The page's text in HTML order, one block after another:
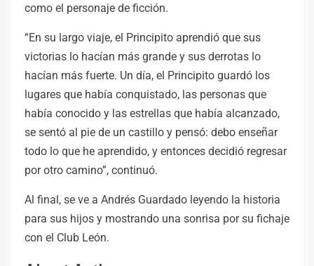
como el personaje de ficción.
“En su largo viaje, el Principito aprendió que sus
victorias lo hacían más grande y sus derrotas lo
hacían más fuerte. Un día, el Principito guardó los
lugares que había conquistado, las personas que
había conocido y las estrellas que había alcanzado,
se sentó al pie de un castillo y pensó: debo enseñar
todo lo que he aprendido, y entonces decidió regresar
por otro camino”, continuó.
Al final, se ve a Andrés Guardado leyendo la historia
para sus hijos y mostrando una sonrisa por su fichaje
con el Club León.